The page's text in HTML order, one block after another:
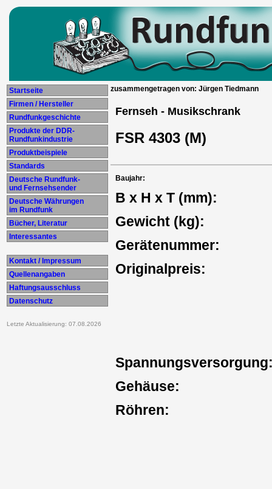
Startseite
Firmen / Hersteller
Rundfunkgeschichte
Produkte der DDR-
Rundfunkindustrie
Produktbeispiele
Standards
Deutsche Rundfunk-
und Fernsehsender
Deutsche Währungen
im Rundfunk
Bücher, Literatur
Interessantes
Kontakt / Impressum
Quellenangaben
Haftungsausschluss
Datenschutz
Letzte Aktualisierung: 07.08.2026
zusammengetragen von: Jürgen Tiedmann
Fernseh - Musikschrank
FSR 4303 (M)
Baujahr:
B x H x T (mm):
Gewicht (kg):
Gerätenummer:
Originalpreis:
Gehäuse:
Röhren: